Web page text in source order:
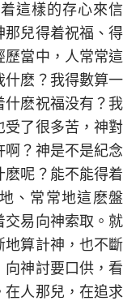
這樣的存心來信
那兒得着祝福、得
當中，人常常這
什麽？我得數算一
什麽祝福没有？我
受了很多苦，神對
啊？神是不是紀念
麽呢？能不能得着
、常常地這麽盤
交易向神索取。就
地算計神，也不斷
神討要口供，看
人那兒，在追求